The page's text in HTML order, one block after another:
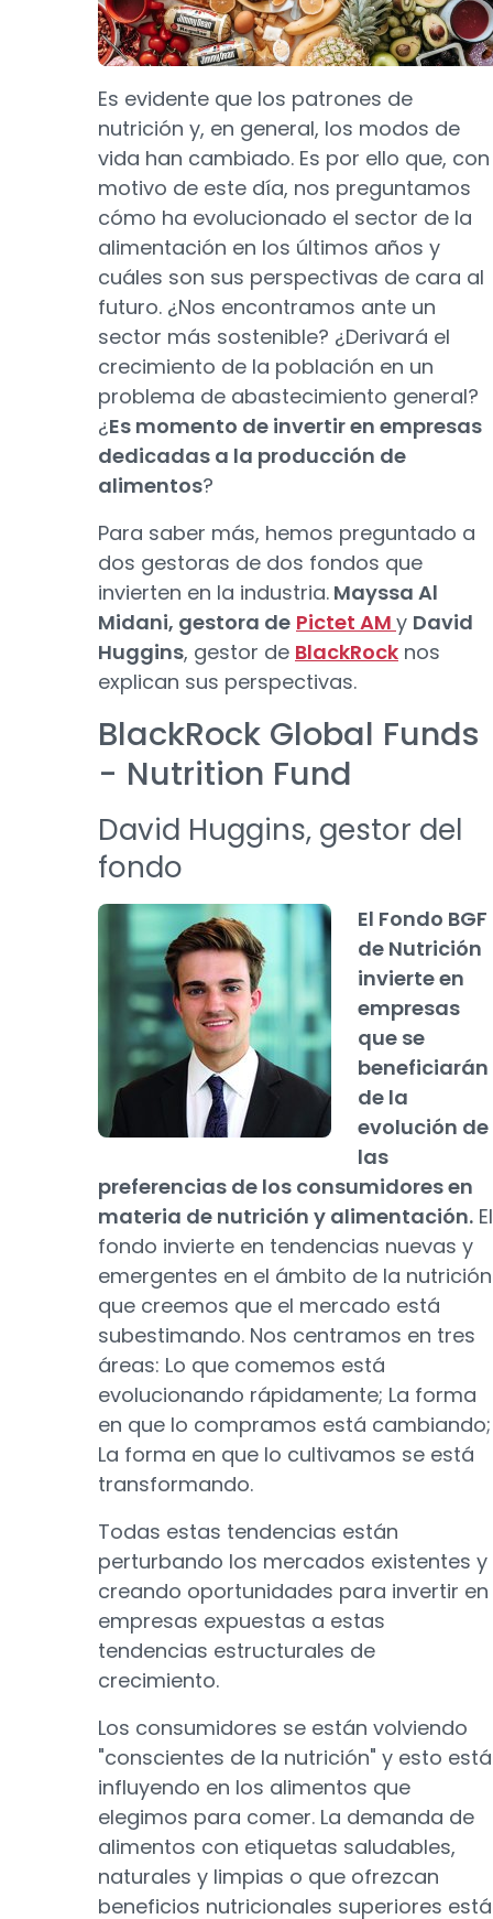
Es evidente que los patrones de
nutrición y, en general, los modos de
vida han cambiado. Es por ello que, con
motivo de este día, nos preguntamos
cómo ha evolucionado el sector de la
alimentación en los últimos años y
cuáles son sus perspectivas de cara al
futuro. ¿Nos encontramos ante un
sector más sostenible? ¿Derivará el
crecimiento de la población en un
problema de abastecimiento general?
¿Es momento de invertir en empresas
dedicadas a la producción de
alimentos?
Para saber más, hemos preguntado a
dos gestoras de dos fondos que
invierten en la industria. Mayssa Al
Midani, gestora de Pictet AM y David
Huggins, gestor de BlackRock nos
explican sus perspectivas.
BlackRock Global Funds
- Nutrition Fund
David Huggins, gestor del
fondo
El Fondo BGF
de Nutrición
invierte en
empresas
que se
beneficiarán
de la
evolución de
las
preferencias de los consumidores en
materia de nutrición y alimentación. El
fondo invierte en tendencias nuevas y
emergentes en el ámbito de la nutrición
que creemos que el mercado está
subestimando. Nos centramos en tres
áreas: Lo que comemos está
evolucionando rápidamente; La forma
en que lo compramos está cambiando;
La forma en que lo cultivamos se está
transformando.
Todas estas tendencias están
perturbando los mercados existentes y
creando oportunidades para invertir en
empresas expuestas a estas
tendencias estructurales de
crecimiento.
Los consumidores se están volviendo
"conscientes de la nutrición" y esto está
influyendo en los alimentos que
elegimos para comer. La demanda de
alimentos con etiquetas saludables,
naturales y limpias o que ofrezcan
beneficios nutricionales superiores está